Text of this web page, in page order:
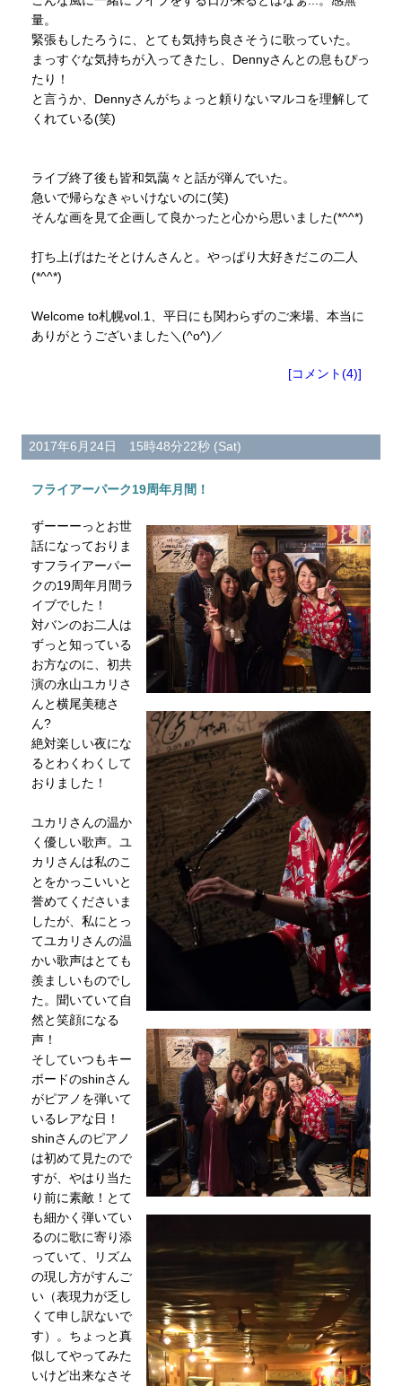
量。
緊張もしたろうに、とても気持ち良さそうに歌っていた。
まっすぐな気持ちが入ってきたし、Dennyさんとの息もぴっ
たり！
と言うか、Dennyさんがちょっと頼りないマルコを理解して
くれている(笑)
ライブ終了後も皆和気藹々と話が弾んでいた。
急いで帰らなきゃいけないのに(笑)
そんな画を見て企画して良かったと心から思いました(*^^*)
打ち上げはたそとけんさんと。やっぱり大好きだこの二人
(*^^*)
Welcome to札幌vol.1、平日にも関わらずのご来場、本当に
ありがとうございました＼(^o^)／
[コメント(4)]
2017年6月24日 15時48分22秒 (Sat)
フライアーパーク19周年月間！
ずーーーっとお世
話になっておりま
すフライアーパー
クの19周年月間ラ
イブでした！
対バンのお二人は
ずっと知っている
お方なのに、初共
演の永山ユカリさ
んと横尾美穂さ
ん?
絶対楽しい夜にな
るとわくわくして
おりました！
ユカリさんの温か
く優しい歌声。ユ
カリさんは私のこ
とをかっこいいと
誉めてくださいま
したが、私にとっ
てユカリさんの温
かい歌声はとても
羨ましいものでし
た。聞いていて自
然と笑顔になる
声！
そしていつもキー
ボードのshinさん
がピアノを弾いて
いるレアな日！
shinさんのピアノ
は初めて見たので
すが、やはり当た
り前に素敵！とて
も細かく弾いてい
るのに歌に寄り添
っていて、リズム
の現し方がすんご
い（表現力が乏し
くて申し訳ないで
す）。ちょっと真
似してやってみた
いけど出来なさそ